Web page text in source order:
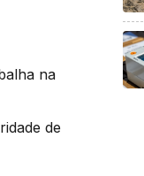
na
de